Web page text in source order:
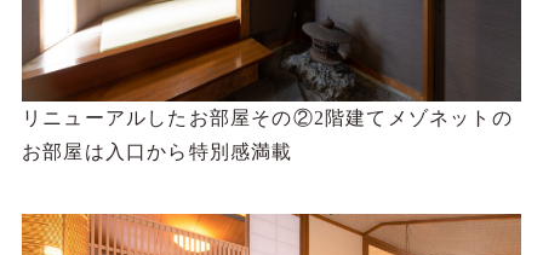
リニューアルしたお部屋その②2階建てメゾネットの
お部屋は入口から特別感満載